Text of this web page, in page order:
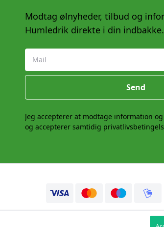
Modtag ølnyheder, tilbud og
Humledrik direkte i din indbakke.
Send
Jeg accepterer at modtage information
og accepterer samtidig